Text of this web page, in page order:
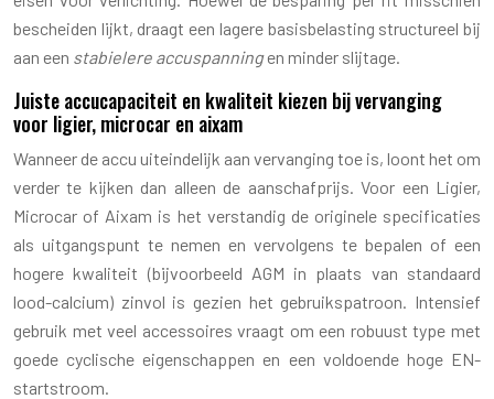
bescheiden lijkt, draagt een lagere basisbelasting structureel bij
aan een stabielere accuspanningen minder slijtage.
Juiste accucapaciteit en kwaliteit kiezen bij vervanging
voor ligier, microcar en aixam
Wanneer de accu uiteindelijk aan vervanging toe is, loont het om
verder te kijken dan alleen de aanschafprijs. Voor een Ligier,
Microcar of Aixam is het verstandig de originele specificaties
als uitgangspunt te nemen en vervolgens te bepalen of een
hogere kwaliteit (bijvoorbeeld AGM in plaats van standaard
lood-calcium) zinvol is gezien het gebruikspatroon. Intensief
gebruik met veel accessoires vraagt om een robuust type met
goede cyclische eigenschappen en een voldoende hoge EN-
startstroom.